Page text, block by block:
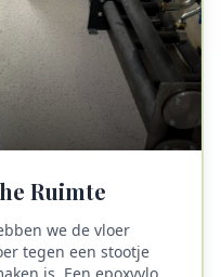
Ruimte
we de vloer
tegen een stootje